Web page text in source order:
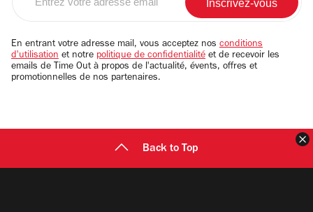
email
En entrant votre adresse mail, vous acceptez nos conditions
d'utilisation et notre politique de confidentialité et de recevoir les
emails de Time Out à propos de l'actualité, évents, offres et
promotionnelles de nos partenaires.
Back to Top